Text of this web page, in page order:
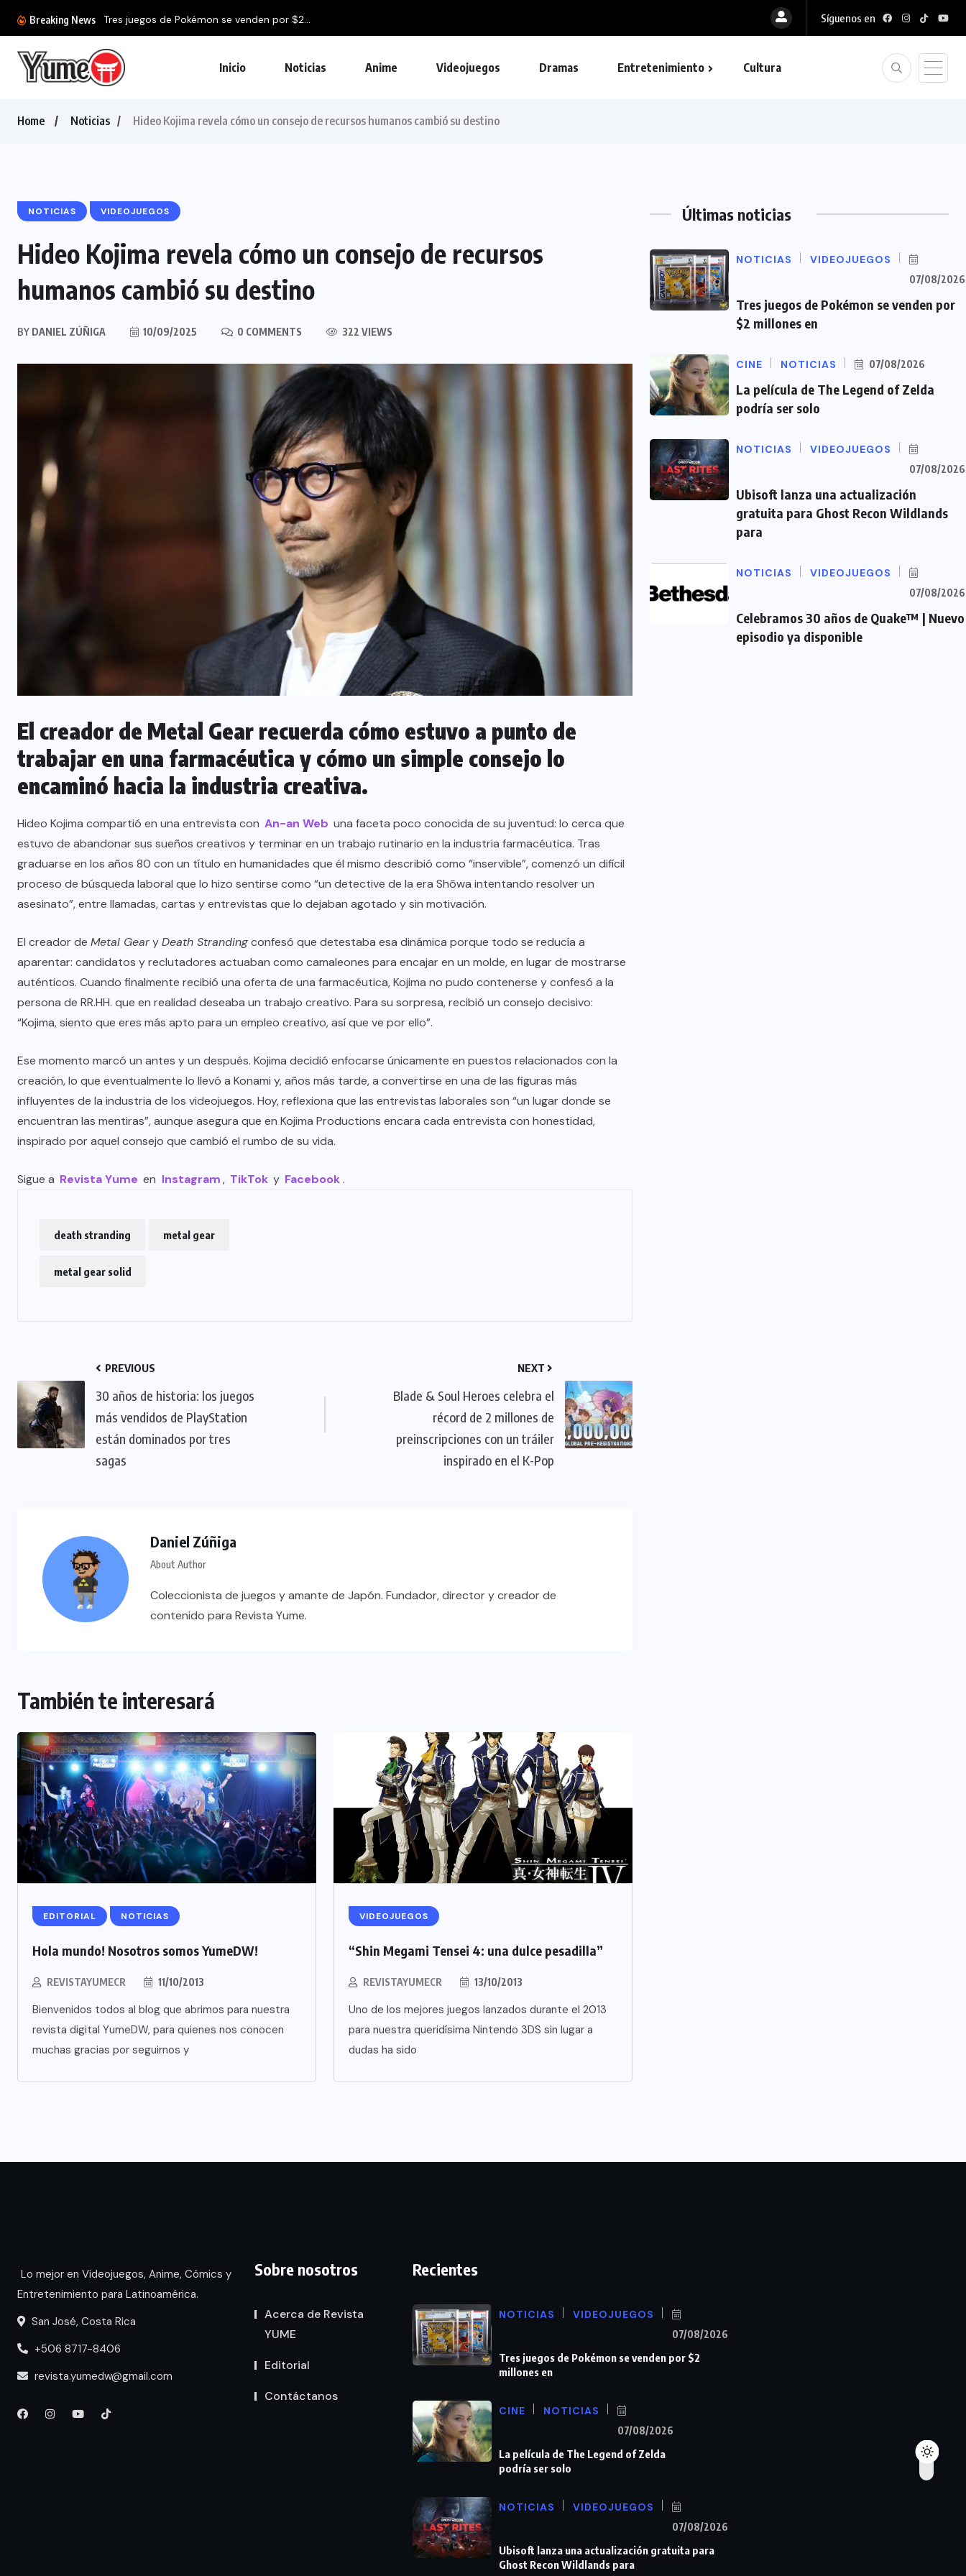
Breaking News Tres juegos de Pokémon se venden por $2... Síguenos en
Inicio Noticias Anime Videojuegos Dramas Entretenimiento Cultura
Home Noticias Hideo Kojima revela cómo un consejo de recursos humanos cambió su destino
NOTICIAS VIDEOJUEGOS
Hideo Kojima revela cómo un consejo de recursos
humanos cambió su destino
BY DANIEL ZÚÑIGA 10/09/2025 0 COMMENTS 322 VIEWS
El creador de Metal Gear recuerda cómo estuvo a punto de
trabajar en una farmacéutica y cómo un simple consejo lo
encaminó hacia la industria creativa.
Hideo Kojima compartió en una entrevista con An-an Web una faceta poco conocida de su juventud: lo cerca que
estuvo de abandonar sus sueños creativos y terminar en un trabajo rutinario en la industria farmacéutica. Tras
graduarse en los años 80 con un título en humanidades que él mismo describió como “inservible”, comenzó un difícil
proceso de búsqueda laboral que lo hizo sentirse como “un detective de la era Shōwa intentando resolver un
asesinato”, entre llamadas, cartas y entrevistas que lo dejaban agotado y sin motivación.
El creador de Metal GearyDeath Strandingconfesó que detestaba esa dinámica porque todo se reducía a
aparentar: candidatos y reclutadores actuaban como camaleones para encajar en un molde, en lugar de mostrarse
auténticos. Cuando finalmente recibió una oferta de una farmacéutica, Kojima no pudo contenerse y confesó a la
persona de RR.HH. que en realidad deseaba un trabajo creativo. Para su sorpresa, recibió un consejo decisivo:
“Kojima, siento que eres más apto para un empleo creativo, así que ve por ello”.
Ese momento marcó un antes y un después. Kojima decidió enfocarse únicamente en puestos relacionados con la
creación, lo que eventualmente lo llevó a Konami y, años más tarde, a convertirse en una de las figuras más
influyentes de la industria de los videojuegos. Hoy, reflexiona que las entrevistas laborales son “un lugar donde se
encuentran las mentiras”, aunque asegura que en Kojima Productions encara cada entrevista con honestidad,
inspirado por aquel consejo que cambió el rumbo de su vida.
Sigue a Revista Yume en Instagram, TikTok y Facebook.
death stranding metal gear
metal gear solid
PREVIOUS
30 años de historia: los juegos
más vendidos de PlayStation
están dominados por tres
sagas
NEXT
Blade & Soul Heroes celebra el
récord de 2 millones de
preinscripciones con un tráiler
inspirado en el K-Pop
Daniel Zúñiga
About Author
Coleccionista de juegos y amante de Japón. Fundador, director y creador de
contenido para Revista Yume.
También te interesará
EDITORIAL NOTICIAS
Hola mundo! Nosotros somos YumeDW!
REVISTAYUMECR 11/10/2013
Bienvenidos todos al blog que abrimos para nuestra
revista digital YumeDW, para quienes nos conocen
muchas gracias por seguirnos y
VIDEOJUEGOS
“Shin Megami Tensei 4: una dulce pesadilla”
REVISTAYUMECR 13/10/2013
Uno de los mejores juegos lanzados durante el 2013
para nuestra queridísima Nintendo 3DS sin lugar a
dudas ha sido
Últimas noticias
NOTICIAS VIDEOJUEGOS
07/08/2026
Tres juegos de Pokémon se venden por
$2 millones en
CINE NOTICIAS 07/08/2026
La película de The Legend of Zelda
podría ser solo
NOTICIAS VIDEOJUEGOS
07/08/2026
Ubisoft lanza una actualización
gratuita para Ghost Recon Wildlands
para
NOTICIAS VIDEOJUEGOS
07/08/2026
Celebramos 30 años de Quake™ | Nuevo
episodio ya disponible
Lo mejor en Videojuegos, Anime, Cómics y
Entretenimiento para Latinoamérica.
San José, Costa Rica
+506 8717-8406
revista.yumedw@gmail.com
Sobre nosotros
Acerca de Revista
YUME
Editorial
Contáctanos
Recientes
NOTICIAS VIDEOJUEGOS
07/08/2026
Tres juegos de Pokémon se venden por $2
millones en
CINE NOTICIAS
07/08/2026
La película de The Legend of Zelda
podría ser solo
NOTICIAS VIDEOJUEGOS
07/08/2026
Ubisoft lanza una actualización gratuita para
Ghost Recon Wildlands para